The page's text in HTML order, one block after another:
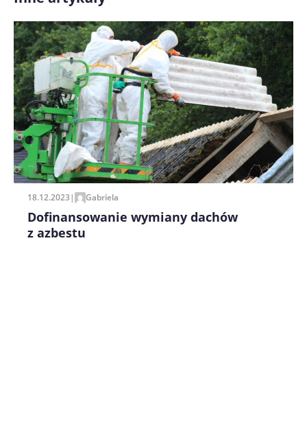
Zapamiętaj moje dane w tej przeglądarce podczas
pisania kolejnych komentarzy.
18.12.2023| Gabriela
Dofinansowanie wymiany dachów
z azbestu